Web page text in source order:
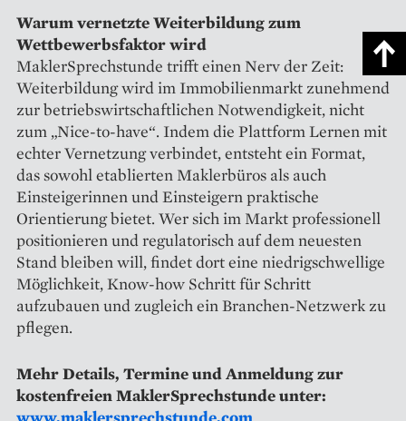
Warum vernetzte Weiterbildung zum
Wettbewerbsfaktor wird
MaklerSprechstunde trifft einen Nerv der Zeit:
Weiterbildung wird im Immobilienmarkt zunehmend
zur betriebswirtschaftlichen Notwendigkeit, nicht
zum „Nice-to-have“. Indem die Plattform Lernen mit
echter Vernetzung verbindet, entsteht ein Format,
das sowohl etablierten Maklerbüros als auch
Einsteigerinnen und Einsteigern praktische
Orientierung bietet. Wer sich im Markt professionell
positionieren und regulatorisch auf dem neuesten
Stand bleiben will, findet dort eine niedrigschwellige
Möglichkeit, Know-how Schritt für Schritt
aufzubauen und zugleich ein Branchen-Netzwerk zu
pflegen.
Mehr Details, Termine und Anmeldung zur
kostenfreien MaklerSprechstunde unter: